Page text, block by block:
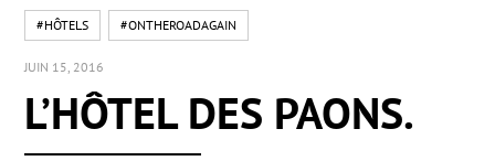
#HÔTELS #ONTHEROADAGAIN
JUIN 15, 2016
L’HÔTEL DES PAONS.